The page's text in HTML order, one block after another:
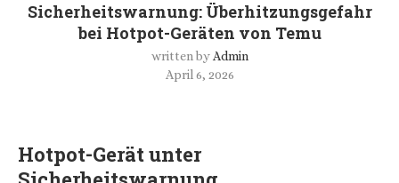
Sicherheitswarnung: Überhitzungsgefahr
bei Hotpot-Geräten von Temu
written by Admin
April 6, 2026
Hotpot-Gerät unter